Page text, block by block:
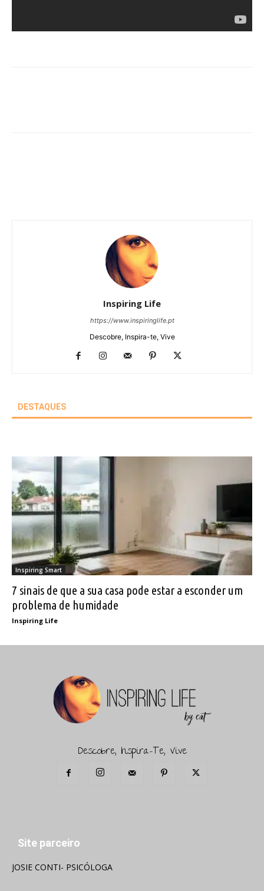
Inspiring Life
https://www.inspiringlife.pt
Descobre, Inspira-te, Vive
DESTAQUES
Inspiring Smart
7 sinais de que a sua casa pode estar a esconder um
problema de humidade
Inspiring Life
Descobre, Inspira-Te, Vive
Site parceiro
JOSIE CONTI- PSICÓLOGA